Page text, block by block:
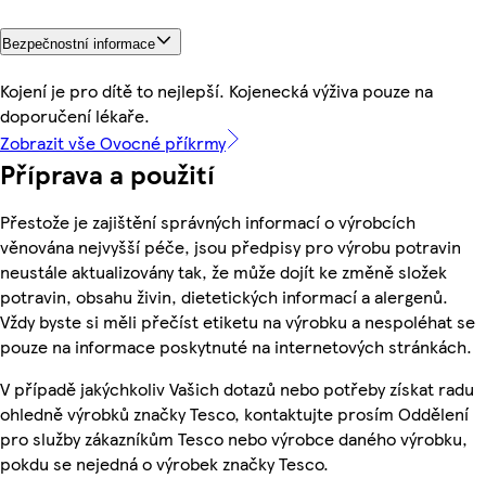
Bezpečnostní informace
Kojení je pro dítě to nejlepší. Kojenecká výživa pouze na
doporučení lékaře.
Zobrazit vše Ovocné příkrmy
Příprava a použití
Přestože je zajištění správných informací o výrobcích
věnována nejvyšší péče, jsou předpisy pro výrobu potravin
neustále aktualizovány tak, že může dojít ke změně složek
potravin, obsahu živin, dietetických informací a alergenů.
Vždy byste si měli přečíst etiketu na výrobku a nespoléhat se
pouze na informace poskytnuté na internetových stránkách.
V případě jakýchkoliv Vašich dotazů nebo potřeby získat radu
ohledně výrobků značky Tesco, kontaktujte prosím Oddělení
pro služby zákazníkům Tesco nebo výrobce daného výrobku,
pokdu se nejedná o výrobek značky Tesco.